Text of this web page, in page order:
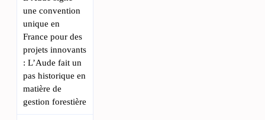
une convention
unique en
France pour des
projets innovants
: L’Aude fait un
pas historique en
matière de
gestion forestière